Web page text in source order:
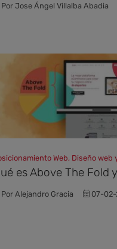
Por Jose Ángel Villalba Abadia
Web, Diseño web
es Above The Fold
Por Alejandro Gracia 07-02-